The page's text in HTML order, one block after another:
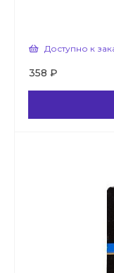
Доступно к
358 ₽